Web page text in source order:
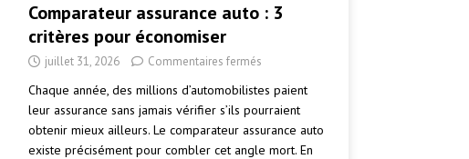
Comparateur assurance auto : 3
critères pour économiser
juillet 31, 2026 Commentaires fermés
Chaque année, des millions d’automobilistes paient
leur assurance sans jamais vérifier s’ils pourraient
obtenir mieux ailleurs. Le comparateur assurance auto
existe précisément pour combler cet angle mort. En